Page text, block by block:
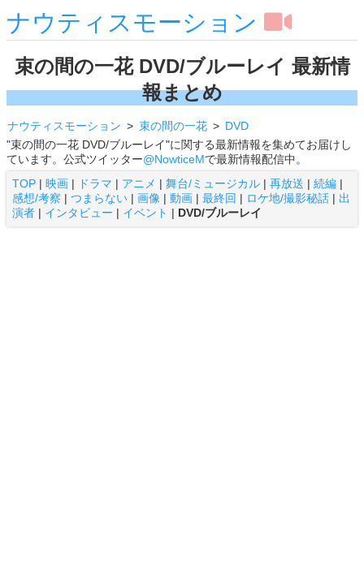
ナウティスモーション
束の間の一花 DVD/ブルーレイ 最新情
報まとめ
ナウティスモーション 束の間の一花
DVD
"束の間の一花 DVD/ブルーレイ"に関する最新情報を集めてお届けし
ています。公式ツイッター@NowticeMで最新情報配信中。
TOP | 映画 | ドラマ | アニメ | 舞台/ミュージカル | 再放送 | 続編 |
感想/考察 | つまらない | 画像 | 動画 | 最終回 | ロケ地/撮影秘話 | 出
演者 | インタビュー | イベント | DVD/ブルーレイ